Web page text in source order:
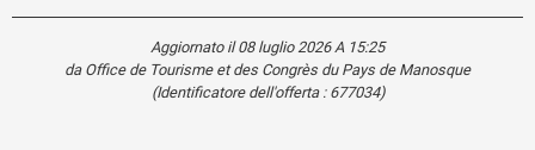
Aggiornato il 08 luglio 2026 A 15:25
da Office de Tourisme et des Congrès du Pays de Manosque
(Identificatore dell'offerta : 677034)